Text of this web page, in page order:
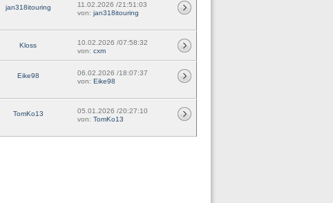
jan318itouring
11.02.2026 /21:51:03
von: jan318itouring
Kloss
10.02.2026 /07:58:32
von: cxm
Eike98
06.02.2026 /18:07:37
von: Eike98
TomKo13
05.01.2026 /20:27:10
von: TomKo13